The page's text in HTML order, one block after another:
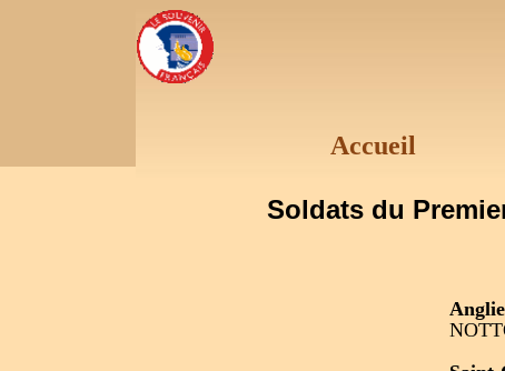
Accueil
Soldats du